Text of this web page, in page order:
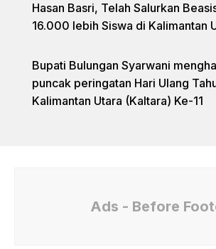
Hasan Basri, Telah Salurkan
16.000 lebih Siswa di Kalimantan
Bupati Bulungan Syarwani
puncak peringatan Hari Ulang
Kalimantan Utara (Kaltara) Ke-11
Ads - Before